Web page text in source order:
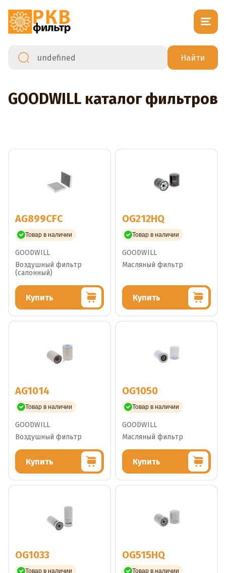
GOODWILL каталог фильтров
AG899CFC
Товар в наличии
GOODWILL
Воздушный фильтр
(салонный)
Купить
OG212HQ
Товар в наличии
GOODWILL
Масляный фильтр
Купить
AG1014
Товар в наличии
GOODWILL
Воздушный фильтр
Купить
OG1050
Товар в наличии
GOODWILL
Масляный фильтр
Купить
OG1033
Товар в наличии
OG515HQ
Товар в наличии